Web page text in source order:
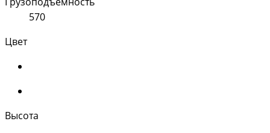
570
Цвет
Высота